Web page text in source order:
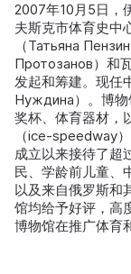
2007年10月5日，
夫斯克市体育史中
（Татьяна
Протозанов）和
发起和筹建。现任
Нуждина）。博物
奖杯、体育器材，
（ice-speedway
成立以来接待了超
民、学龄前儿童、
以及来自俄罗斯和
馆均给予好评，高
博物馆在推广体育